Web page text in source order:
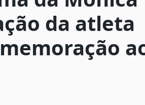
da atleta